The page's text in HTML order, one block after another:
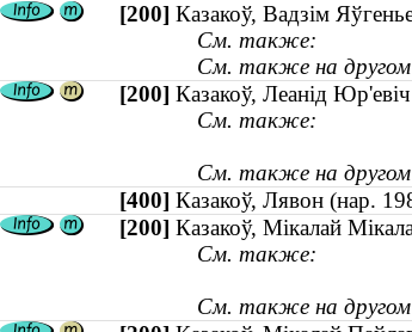
[200] Казакоў, Вадзім
См. также:
См. также на другом
[200] Казакоў, Леанід
См. также:
См. также на другом
[400] Казакоў, Лявон (нар.
[200] Казакоў, Мікалай
См. также:
См. также на другом